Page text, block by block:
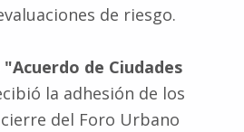
de riesgo.
"Acuerdo de Ciudades
la adhesión de los
del Foro Urbano